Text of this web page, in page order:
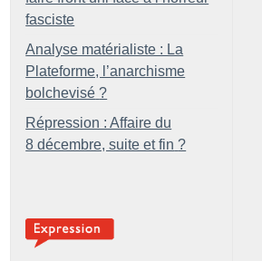
fasciste
Analyse matérialiste : La
Plateforme, l’anarchisme
bolchevisé ?
Répression : Affaire du
8 décembre, suite et fin ?